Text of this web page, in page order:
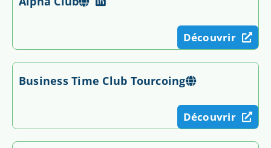
Découvrir
Business Time Club Tourcoing
Découvrir